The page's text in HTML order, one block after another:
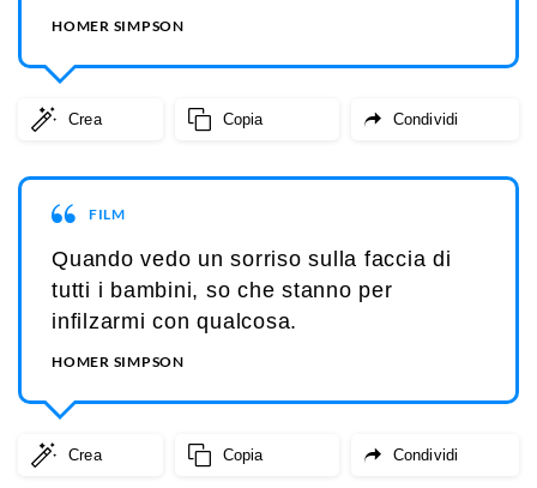
HOMER SIMPSON
Crea Copia Condividi
FILM
Quando vedo un sorriso sulla faccia di
tutti i bambini, so che stanno per
infilzarmi con qualcosa.
HOMER SIMPSON
Crea Copia Condividi